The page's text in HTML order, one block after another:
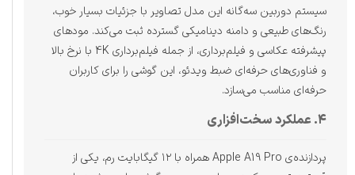
سیستم دوربین سه‌گانه این مدل تصاویر با جزئیات بسیار خوب،
رنگ‌های طبیعی و دامنه دینامیکی گسترده ثبت می‌کند. مودهای
پیشرفته عکاسی و فیلم‌برداری، از جمله فیلم‌برداری 4K با نرخ بالا
و فناوری‌های حرفه‌ای ضبط ویدئو، این گوشی را برای کاربران
حرفه‌ای مناسب می‌سازد.
۴. عملکرد سخت‌افزاری
پردازنده‌ی Apple A19 Pro همراه با ۱۲ گیگابایت رم، یکی از